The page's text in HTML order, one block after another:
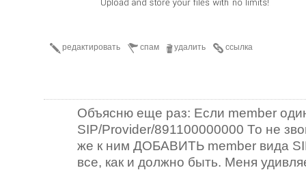
ссылка
удалить
спам
редактировать
Объясню еще раз: Если member
SIP/Provider/891100000000 То не
же к ним ДОБАВИТЬ member вида
все, как и должно быть. Меня